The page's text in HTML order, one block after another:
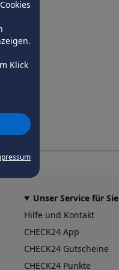
Klick
Unser Service für Sie
Hilfe und Kontakt
CHECK24 App
CHECK24 Gutscheine
CHECK24 Punkte